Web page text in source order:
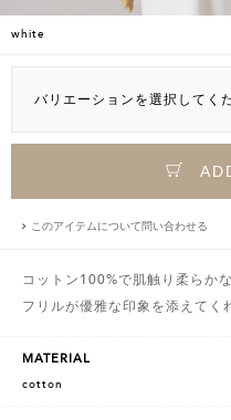
white
バリエーションを選択してく
このアイテムについて問い合わせる
コットン100%で肌触り柔らか
フリルが優雅な印象を添えてく
MATERIAL
cotton